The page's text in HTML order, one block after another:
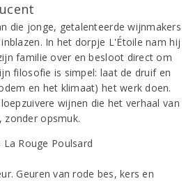
die jonge, getalenteerde wijnmakers
In het dorpje L'Étoile nam hij
familie over en besloot direct om
filosofie is simpel: laat de druif en
en het klimaat) het werk doen.
wijnen die het verhaal van
zonder opsmuk.
Geuren van rode bes, kers en